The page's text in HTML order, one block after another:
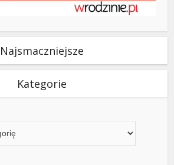
Najsmaczniejsze
Kategorie